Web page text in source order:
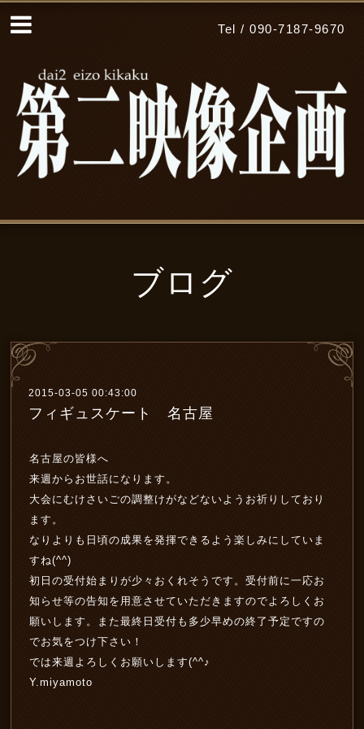
Tel / 090-7187-9670
ブログ
2015-03-05 00:43:00
フィギュスケート 名古屋
名古屋の皆様へ
来週からお世話になります。
大会にむけさいごの調整けがなどないようお祈りしており
ます。
なりよりも日頃の成果を発揮できるよう楽しみにしていま
すね(^^)
初日の受付始まりが少々おくれそうです。受付前に一応お
知らせ等の告知を用意させていただきますのでよろしくお
願いします。また最終日受付も多少早めの終了予定ですの
でお気をつけ下さい！
では来週よろしくお願いします(^^♪
Y.miyamoto